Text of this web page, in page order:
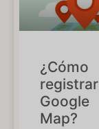
¿Cómo
registrar
Google
Map?